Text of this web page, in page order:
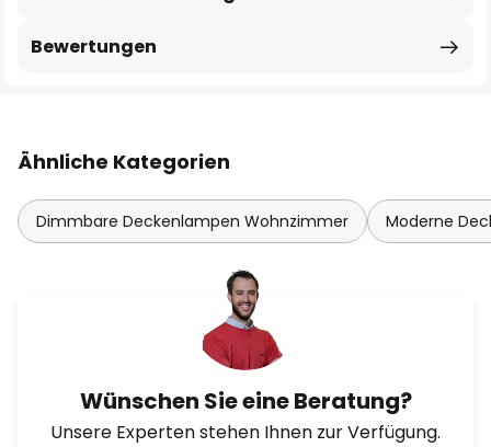
Bewertungen
Ähnliche Kategorien
Dimmbare Deckenlampen Wohnzimmer Moderne
Wünschen Sie eine Beratung?
Unsere Experten stehen Ihnen zur Verfügung.